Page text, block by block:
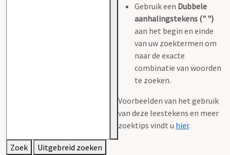
Gebruik een Dubbele
aanhalingstekens (" ")
aan het begin en einde
van uw zoektermen om
naar de exacte
combinatie van woorden
te zoeken.
Voorbeelden van het gebruik
van deze leestekens en meer
zoektips vindt u hier.
Zoek
Uitgebreid zoeken